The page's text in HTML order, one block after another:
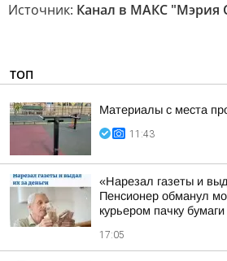
Источник: Канал в МАКС "Мэрия
ТОП
Материалы с места
11:43
«Нарезал газеты и
Пенсионер обманул
курьером пачку бумаги
17:05